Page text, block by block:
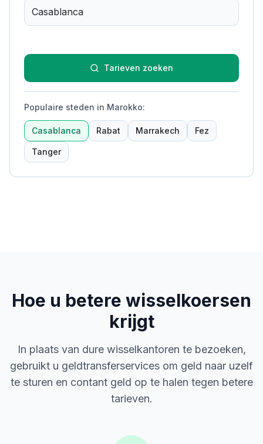
Tarieven zoeken
Populaire steden in Marokko:
Casablanca Rabat Marrakech Fez
Tanger
Hoe u betere wisselkoersen
krijgt
In plaats van dure wisselkantoren te bezoeken,
gebruikt u geldtransferservices om geld naar uzelf
te sturen en contant geld op te halen tegen betere
tarieven.